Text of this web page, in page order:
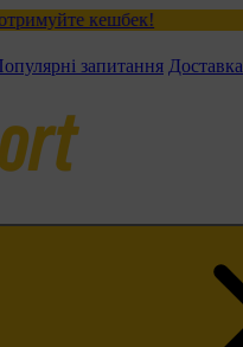
запитання Доставка